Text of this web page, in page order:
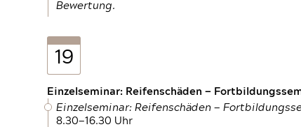
Bewertung.
19
Einzelseminar: Reifenschäden —
Einzelseminar: Reifenschäden —
8.30—16.30 Uhr